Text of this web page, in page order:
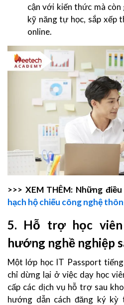
cận với kiến thức mà
kỹ năng tự học, sắp xếp
online.
>>> XEM THÊM: Những
hạch hộ chiếu công nghệ
5. Hỗ trợ học
hướng nghề nghiệp
Một lớp học IT Passport
chỉ dừng lại ở việc dạy học
cấp các dịch vụ hỗ trợ sau
hướng dẫn cách đăng ký kỳ